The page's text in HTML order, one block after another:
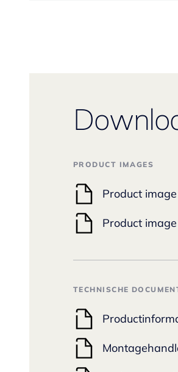
PRODUCT IMAGES
Product image
Product image
TECHNISCHE